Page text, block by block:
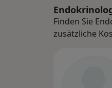
Finden Sie
zusätzliche